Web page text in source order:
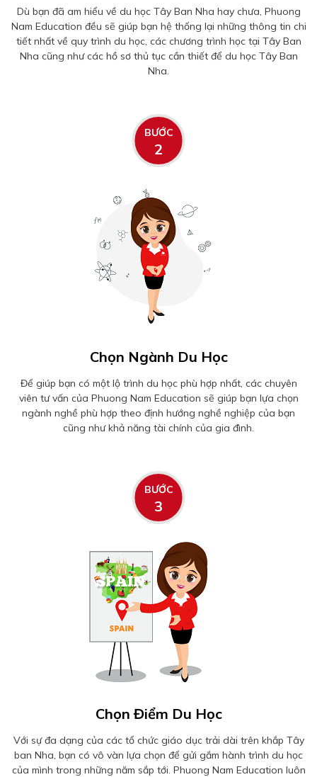
Dù bạn đã am hiểu về du học Tây Ban Nha hay chưa, Phuong
Nam Education đều sẽ giúp bạn hệ thống lại những thông tin chi
tiết nhất về quy trình du học, các chương trình học tại Tây Ban
Nha cũng như các hồ sơ thủ tục cần thiết để du học Tây Ban
Nha.
BƯỚC
2
Chọn Ngành Du Học
Để giúp bạn có một lộ trình du học phù hợp nhất, các chuyên
viên tư vấn của Phuong Nam Education sẽ giúp bạn lựa chọn
ngành nghề phù hợp theo định hướng nghề nghiệp của bạn
cũng như khả năng tài chính của gia đình.
BƯỚC
3
Chọn Điểm Du Học
Với sự đa dạng của các tổ chức giáo dục trải dài trên khắp Tây
ban Nha, bạn có vô vàn lựa chọn để gửi gắm hành trình du học
của mình trong những năm sắp tới. Phuong Nam Education luôn